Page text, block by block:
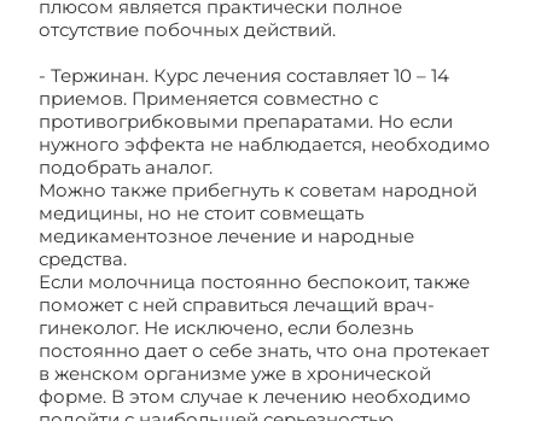
плюсом является практически полное
отсутствие побочных действий.
- Тержинан. Курс лечения составляет 10 – 14
приемов. Применяется совместно с
противогрибковыми препаратами. Но если
нужного эффекта не наблюдается, необходимо
подобрать аналог.
Можно также прибегнуть к советам народной
медицины, но не стоит совмещать
медикаментозное лечение и народные
средства.
Если молочница постоянно беспокоит, также
поможет с ней справиться лечащий врач-
гинеколог. Не исключено, если болезнь
постоянно дает о себе знать, что она протекает
в женском организме уже в хронической
форме. В этом случае к лечению необходимо